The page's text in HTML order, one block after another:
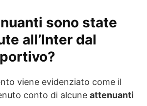
sono state
all’Inter dal
viene evidenziato come il
conto di alcune attenuanti